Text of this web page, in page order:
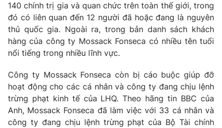
Emagazine Podcast
Photo Infographic
VTV Money VTV Thể thao
VTV Sức khoẻ Bất động sản
140 chính trị gia và quan chức trên toàn thế giới, trong
đó có liên quan đến 12 người đã hoặc đang là nguyên
thủ quốc gia. Ngoài ra, trong bản danh sách khách
hàng của công ty Mossack Fonseca có nhiều tên tuổi
nổi tiếng trong nhiều lĩnh vực.
Công ty Mossack Fonseca còn bị cáo buộc giúp đỡ
hoạt động cho các cá nhân và công ty đang chịu lệnh
trừng phạt kinh tế của LHQ. Theo hãng tin BBC của
Anh, Mossack Fonseca đã làm việc với 33 cá nhân và
công ty đang chịu lệnh trừng phạt của Bộ Tài chính